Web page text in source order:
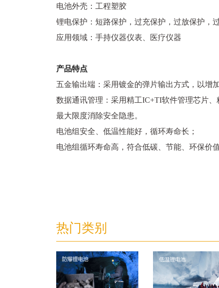
电池外壳：工程塑胶
锂电保护：短路保护，过充保护，过放保护，
应用领域：手持仪器仪表、医疗仪器
产品特点
五金输出端：采用镀金的弹片输出方式，以增
数据通讯管理：采用精工IC+TI软件管理芯片
最大限度消除安全隐患。
电池组安全、低温性能好，循环寿命长；
电池组循环寿命高，符合低碳、节能、环保价
热门类别